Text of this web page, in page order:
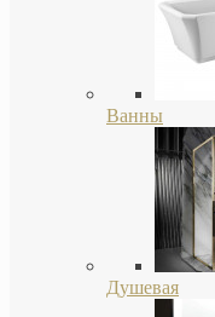
Ванны
Душевая